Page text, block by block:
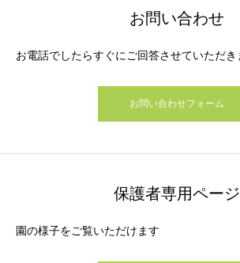
お問い合わせ
お電話でしたらすぐにご回答させていただき
お問い合わせフォーム
保護者専用ページ
園の様子をご覧いただけます